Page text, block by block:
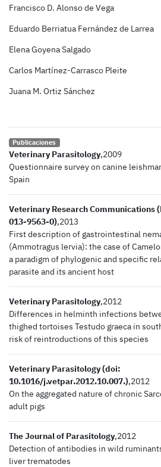
Francisco D. Alonso de Vega
Eduardo Berriatua Fernández de Larrea
Elena Goyena Salgado
Carlos Martínez-Carrasco Pleite
Juana M. Ortiz Sánchez
Publicaciones
Veterinary Parasitology,2009
Questionnaire survey on canine
Spain
Veterinary Research Communications
013-9563-0),2013
First description of gastrointestinal
(Ammotragus lervia): the case of
a paradigm of phylogenic and specific
parasite and its ancient host
Veterinary Parasitology,2012
Differences in helminth infections
thighed tortoises Testudo graeca in
risk of reintroductions of this species
Veterinary Parasitology (doi:
10.1016/j.vetpar.2012.10.007.),2012
On the aggregated nature of chronic
adult pigs
The Journal of Parasitology,2012
Detection of antibodies in wild
liver trematodes